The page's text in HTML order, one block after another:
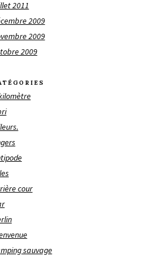
2011
2009
2009
2009
cour
sauvage